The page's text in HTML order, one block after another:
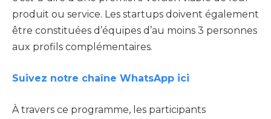
produit ou service. Les startups doivent également
être constituées d’équipes d’au moins 3 personnes
aux profils complémentaires.
Suivez notre chaîne WhatsApp ici
À travers ce programme, les participants